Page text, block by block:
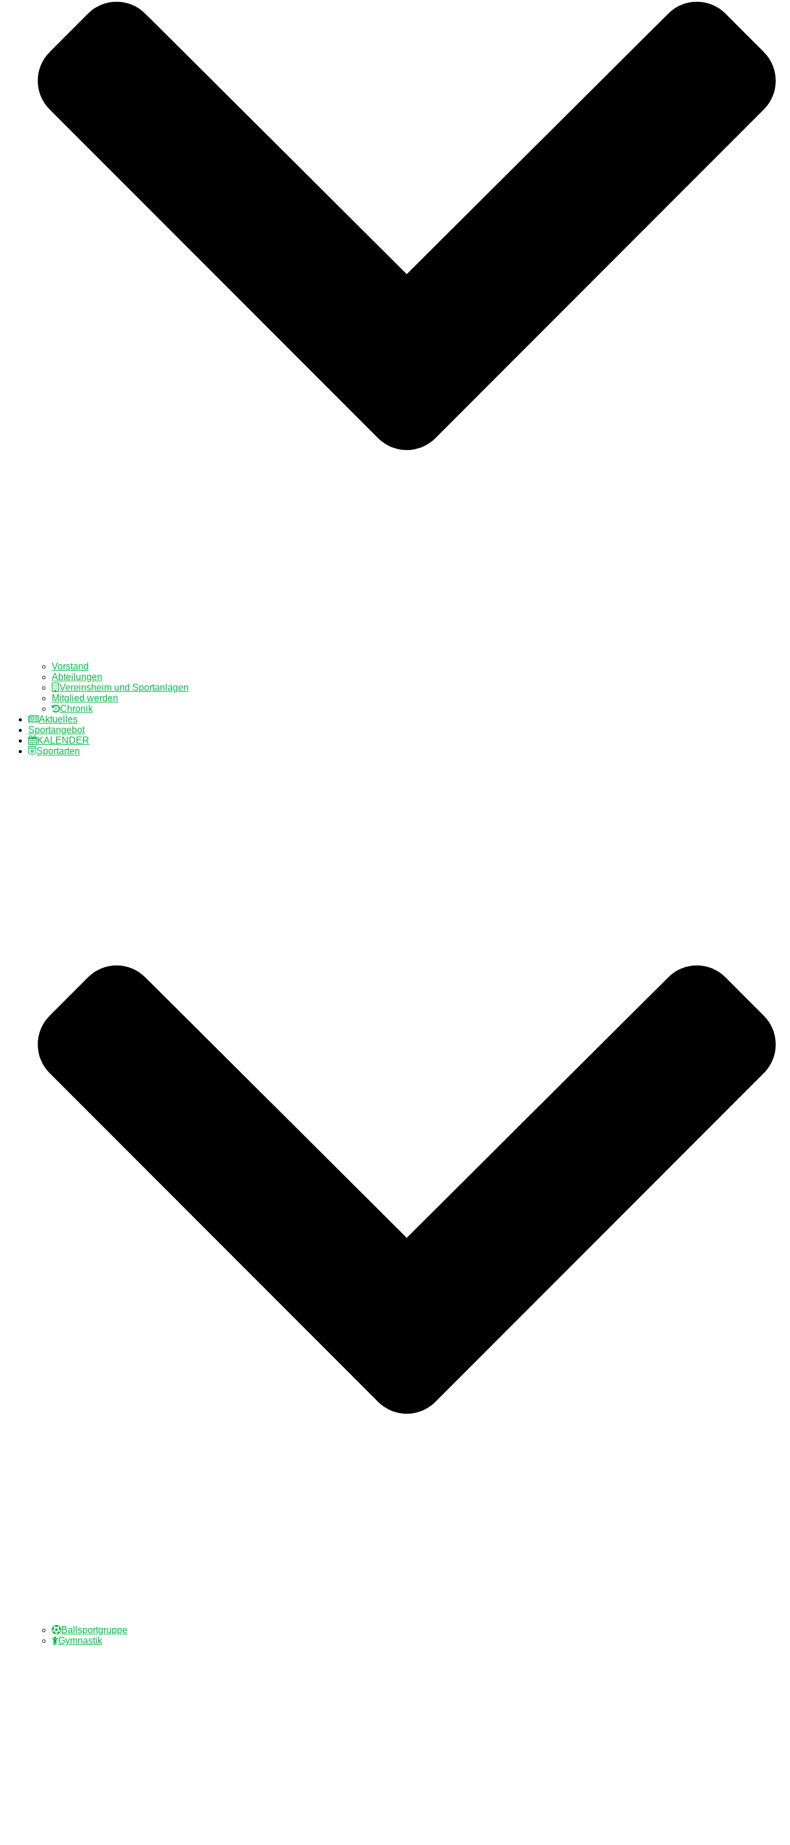
Vorstand
Abteilungen
Vereinsheim und Sportanlagen
Mitglied werden
Chronik
Aktuelles
Sportangebot
KALENDER
Sportarten
Ballsportgruppe
Gymnastik